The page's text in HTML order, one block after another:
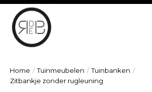
Home / Tuinmeubelen / Tuinbanken /
Zitbankje zonder rugleuning